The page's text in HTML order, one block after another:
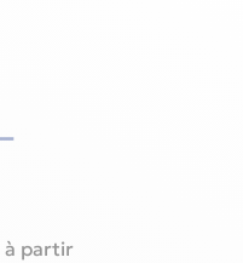
à partir